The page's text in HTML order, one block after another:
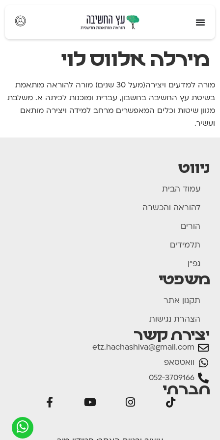
מירלה אלווס לוי
מורה למדעים ויצירה(מעל 30 שנים) מורה להוראה מותאמת
בשיטת עץ החשיבה בחשבון, עברית ומוכנות לכיתה א. משלבת
מגוון שיטות וכלים המאפשרים מרחב למידה ויצירה מותאם
ועשיר.
ניווט
עמוד הבית
להוראה והכשרה
הורים
תלמידים
גפ"ן
משפטי
תקנון אתר
הצהרת נגישות
יצירת קשר
etz.hachashiva@gmail.com
וואטסאפ
052-3709166
חברתי